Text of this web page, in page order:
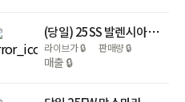
(당일) 25SS 발렌시아가 르 카골 스몰 블랙 여성 숄더백 671307 1VG9Y 1000
라이브가🔒 판매량🔒
매출 🔒